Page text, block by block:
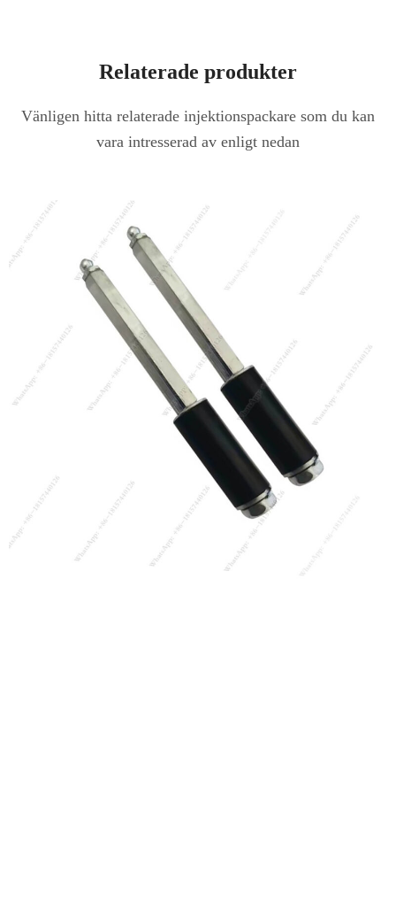
Relaterade produkter
Vänligen hitta relaterade injektionspackare som du kan
vara intresserad av enligt nedan